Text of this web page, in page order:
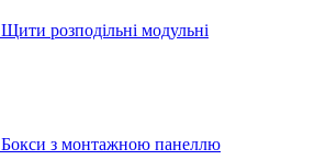
Щити розподільні модульні
Бокси з монтажною панеллю